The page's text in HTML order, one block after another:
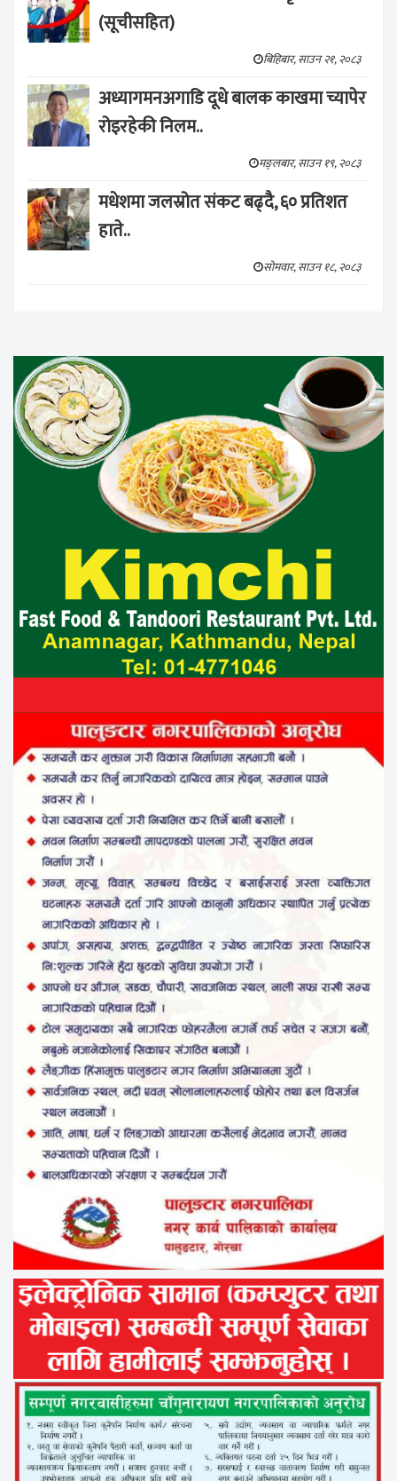
(सूचीसहित)
बिहिबार, साउन २१, २०८३
अध्यागमनअगाडि दूधे बालक काखमा च्यापेर
रोइरहेकी निलम..
मङ्लबार, साउन १९, २०८३
मधेशमा जलस्रोत संकट बढ्दै, ६० प्रतिशत
हाते..
सोमवार, साउन १८, २०८३